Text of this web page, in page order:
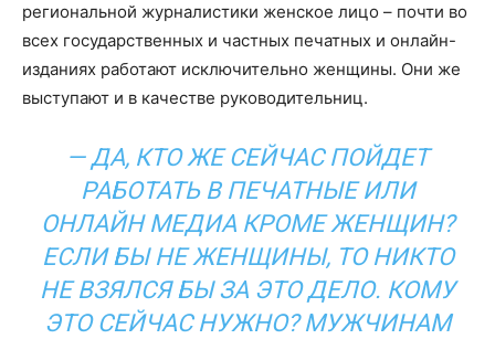
региональной журналистики женское лицо – почти во
всех государственных и частных печатных и онлайн-
изданиях работают исключительно женщины. Они же
выступают и в качестве руководительниц.
— ДА, КТО ЖЕ СЕЙЧАС ПОЙДЕТ
РАБОТАТЬ В ПЕЧАТНЫЕ ИЛИ
ОНЛАЙН МЕДИА КРОМЕ ЖЕНЩИН?
ЕСЛИ БЫ НЕ ЖЕНЩИНЫ, ТО НИКТО
НЕ ВЗЯЛСЯ БЫ ЗА ЭТО ДЕЛО. КОМУ
ЭТО СЕЙЧАС НУЖНО? МУЖЧИНАМ